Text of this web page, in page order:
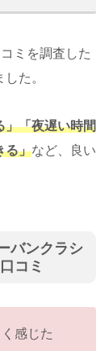
ミを調査した
た。
」「夜遅い時間
る」など、良い
バンクラシ
コミ
感じた